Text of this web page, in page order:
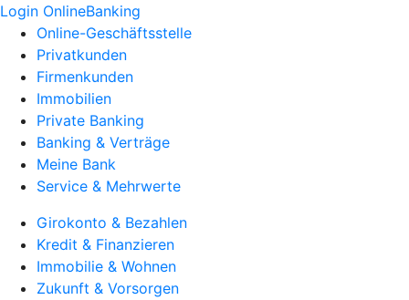
Login OnlineBanking
Online-Geschäftsstelle
Privatkunden
Firmenkunden
Immobilien
Private Banking
Banking & Verträge
Meine Bank
Service & Mehrwerte
Girokonto & Bezahlen
Kredit & Finanzieren
Immobilie & Wohnen
Zukunft & Vorsorgen